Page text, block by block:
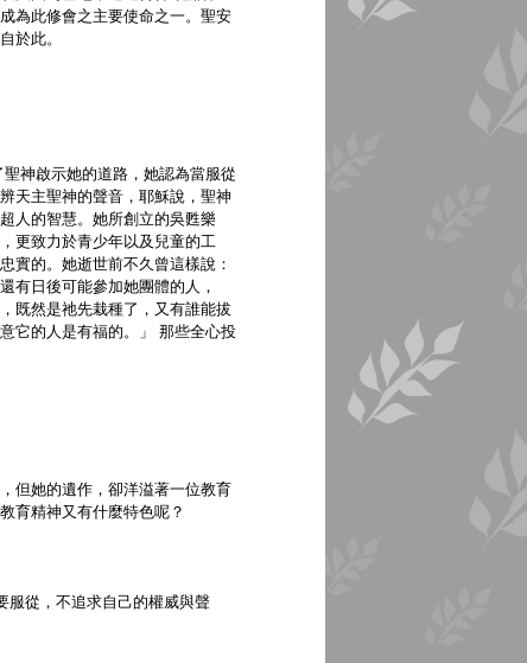
為此修會之主要使命之一。聖安
於此。
神啟示她的道路，她認為當服從
天主聖神的聲音，耶穌說，聖神
人的智慧。她所創立的吳甦樂
更致力於青少年以及兒童的工
實的。她逝世前不久曾這樣說：
有日後可能參加她團體的人，
既然是祂先栽種了，又有誰能拔
它的人是有福的。」 那些全心投
但她的遺作，卻洋溢著一位教育
育精神又有什麼特色呢？
服從，不追求自己的權威與聲